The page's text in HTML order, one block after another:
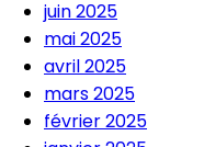
juin 2025
mai 2025
avril 2025
mars 2025
février 2025